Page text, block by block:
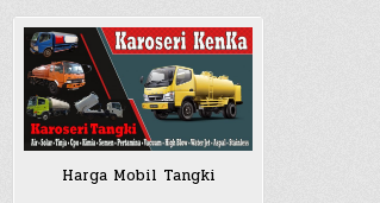
Harga Mobil Tangki